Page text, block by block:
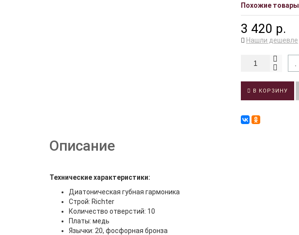
Похожие товары
3 420 р.
Нашли дешевле
В КОРЗИНУ
Описание
Технические характеристики:
Диатоническая губная гармоника
Строй: Richter
Количество отверстий: 10
Платы: медь
Язычки: 20, фосфорная бронза